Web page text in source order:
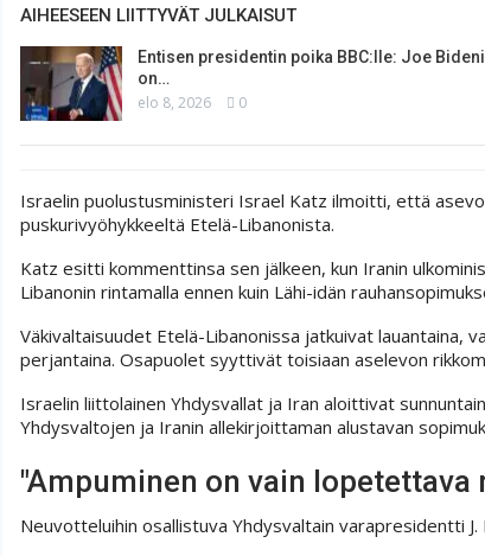
AIHEESEEN LIITTYVÄT JULKAISUT
Entisen presidentin poika BBC:lle: Joe
on…
elo 8, 2026 0
Israelin puolustusministeri Israel Katz ilmoitti, että
puskurivyöhykkeeltä Etelä-Libanonista.
Katz esitti kommenttinsa sen jälkeen, kun Iranin
Libanonin rintamalla ennen kuin Lähi-idän
Väkivaltaisuudet Etelä-Libanonissa jatkuivat lauantaina,
perjantaina. Osapuolet syyttivät toisiaan aselevon
Israelin liittolainen Yhdysvallat ja Iran aloittivat
Yhdysvaltojen ja Iranin allekirjoittaman alustavan
"Ampuminen on vain
Neuvotteluihin osallistuva Yhdysvaltain varapresidentti